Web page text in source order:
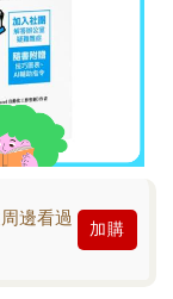
邊看過
加購